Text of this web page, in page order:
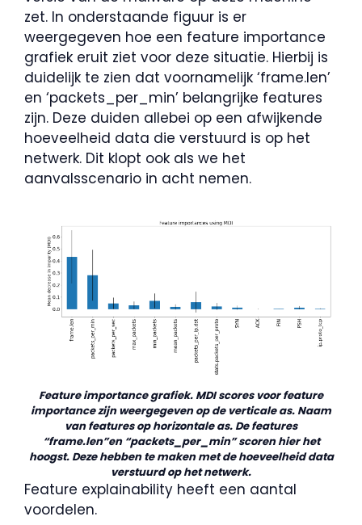
zet. In onderstaande figuur is er
weergegeven hoe een feature importance
grafiek eruit ziet voor deze situatie. Hierbij is
duidelijk te zien dat voornamelijk ‘frame.len’
en ‘packets_per_min’ belangrijke features
zijn. Deze duiden allebei op een afwijkende
hoeveelheid data die verstuurd is op het
netwerk. Dit klopt ook als we het
aanvalsscenario in acht nemen.
Feature importance grafiek. MDI scores voor feature
importance zijn weergegeven op de verticale as. Naam
van features op horizontale as. De features
“frame.len”en “packets_per_min” scoren hier het
hoogst. Deze hebben te maken met de hoeveelheid data
verstuurd op het netwerk.
Feature explainability heeft een aantal
voordelen.